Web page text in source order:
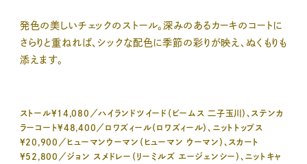
発色の美しいチェックのストール。深みのあるカーキのコートに
さらりと重ねれば、シックな配色に季節の彩りが映え、ぬくもりも
添えます。
ストール¥14,080／ハイランドツイード（ビームス 二子玉川）、ステンカ
ラーコート¥48,400／ロワズィール（ロワズィール）、ニットトップス
¥20,900／ヒューマンウーマン（ヒューマン ウーマン）、スカート
¥52,800／ジョン スメドレー（リーミルズ エージェンシー）、ニットキャ